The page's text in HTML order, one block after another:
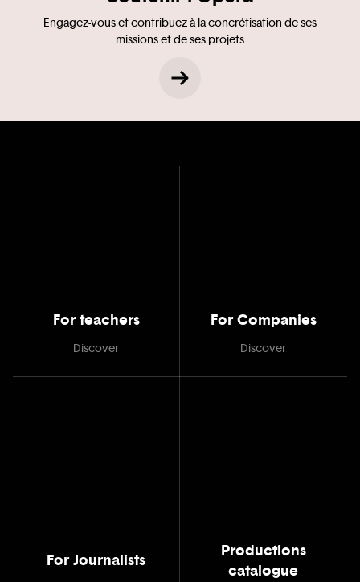
Engagez-vous et contribuez à la concrétisation de ses
missions et de ses projets
For teachers
Discover
For Companies
Discover
For Journalists
Productions
catalogue